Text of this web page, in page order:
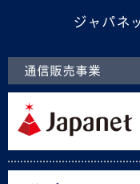
ジャパネ
通信販売事業